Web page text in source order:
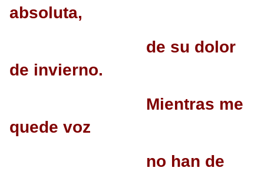
absoluta,
de su dolor
de invierno.
Mientras me
quede voz
no han de